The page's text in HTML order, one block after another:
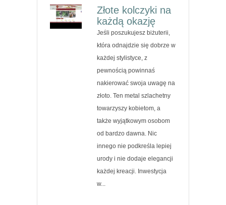
Złote kolczyki na
każdą okazję
Jeśli poszukujesz biżuterii,
która odnajdzie się dobrze w
każdej stylistyce, z
pewnością powinnaś
nakierować swoja uwagę na
złoto. Ten metal szlachetny
towarzyszy kobietom, a
także wyjątkowym osobom
od bardzo dawna. Nic
innego nie podkreśla lepiej
urody i nie dodaje elegancji
każdej kreacji. Inwestycja
w...